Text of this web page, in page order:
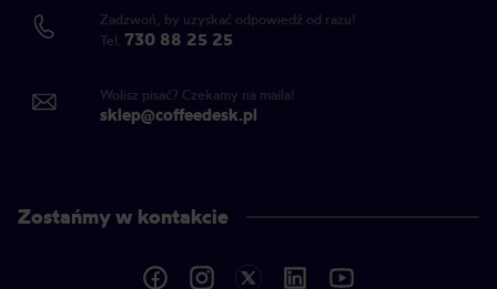
Zadzwoń, by uzyskać odpowiedź od razu!
Tel. 730 88 25 25
Wolisz pisać? Czekamy na maila!
sklep@coffeedesk.pl
Zostańmy w kontakcie